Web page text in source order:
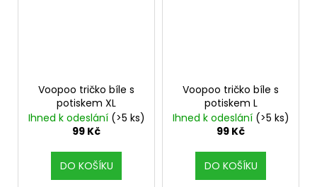
Voopoo tričko bíle s
potiskem XL
Ihned k odeslání (>5 ks)
99 Kč
DO KOŠÍKU
Voopoo tričko bíle s
potiskem L
Ihned k odeslání (>5 ks)
99 Kč
DO KOŠÍKU